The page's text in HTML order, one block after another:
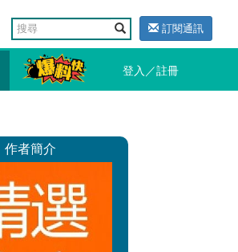
訂閱通訊
登入／註冊
作者簡介